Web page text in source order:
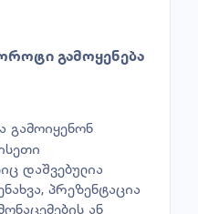
გამოყენება
გამოიყენონ
დაშვებულია
პრეზენტაცია
ან